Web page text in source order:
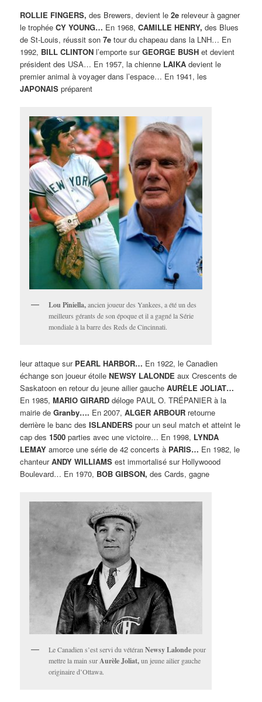
ROLLIE FINGERS, des Brewers, devient le2e releveur à gagner
le trophéeCY YOUNG… En 1968,CAMILLE HENRY, des Blues
de St-Louis, réussit son7e tour du chapeau dans la LNH… En
1992, BILL CLINTON l’emporte surGEORGE BUSH et devient
président des USA… En 1957, la chienne LAIKA devient le
premier animal à voyager dans l’espace… En 1941, les
JAPONAIS préparent
Lou Piniella,ancien joueur des Yankees, a été un des
meilleurs gérants de son époque et il a gagné la Série
mondiale à la barre des Reds de Cincinnati.
leur attaque sur PEARL HARBOR… En 1922, le Canadien
échange son joueur étoileNEWSY LALONDE aux Crescents de
Saskatoon en retour du jeune ailier gaucheAURÈLE JOLIAT…
En 1985,MARIO GIRARD déloge PAUL O. TRÉPANIER à la
mairie deGranby…. En 2007,ALGER ARBOUR retourne
derrière le banc desISLANDERS pour un seul match et atteint le
cap des1500 parties avec une victoire… En 1998, LYNDA
LEMAY amorce une série de 42 concerts à PARIS… En 1982, le
chanteurANDY WILLIAMS est immortalisé sur Hollywoood
Boulevard… En 1970, BOB GIBSON, des Cards, gagne
Le Canadien s’est servi du vétéranNewsy Lalondepour
mettre la main surAurèle Joliat,un jeune ailier gauche
originaire d’Ottawa.